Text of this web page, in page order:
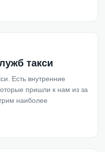
такси
Есть внутренние
пришли к нам из за
наиболее